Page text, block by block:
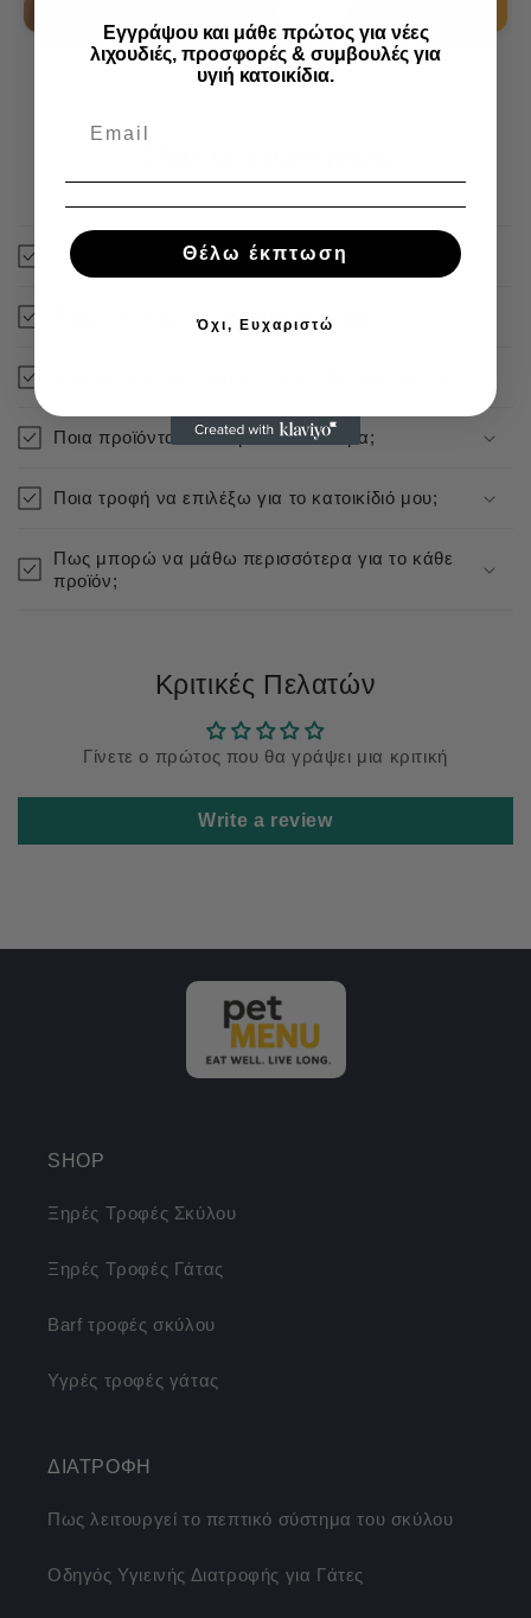
Πόσο γρήγορα αποστέλλεται η παραγγελία μου;
Πόσο κοστίζουν τα μεταφορικά έξοδα;
Ποια προϊόντα είναι άμεσα διαθέσιμα;
Ποια τροφή να επιλέξω για το κατοικίδιό μου;
Πως μπορώ να μάθω περισσότερα για το κάθε
προϊόν;
Κριτικές Πελατών
Γίνετε ο πρώτος που θα γράψει μια κριτική
Write a review
SHOP
Ξηρές Τροφές Σκύλου
Ξηρές Τροφές Γάτας
Barf τροφές σκύλου
Υγρές τροφές γάτας
ΔΙΑΤΡΟΦΗ
Πως λειτουργεί το πεπτικό σύστημα του σκύλου
Οδηγός Υγιεινής Διατροφής για Γάτες
Εγγράψου και μάθε πρώτος για νέες
λιχουδιές, προσφορές & συμβουλές για
υγιή κατοικίδια.
Θέλω έκπτωση
Όχι, Ευχαριστώ